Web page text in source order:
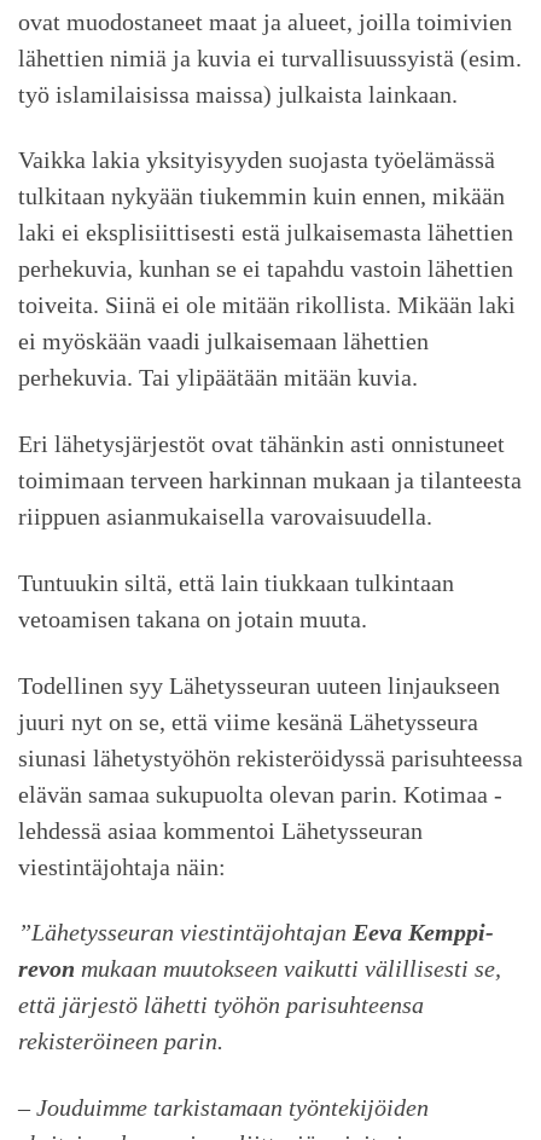
ovat muodostaneet maat ja alueet, joilla toimivien
lähettien nimiä ja kuvia ei turvallisuussyistä (esim.
työ islamilaisissa maissa) julkaista lainkaan.
Vaikka lakia yksityisyyden suojasta työelämässä
tulkitaan nykyään tiukemmin kuin ennen, mikään
laki ei eksplisiittisesti estä julkaisemasta lähettien
perhekuvia, kunhan se ei tapahdu vastoin lähettien
toiveita. Siinä ei ole mitään rikollista. Mikään laki
ei myöskään vaadi julkaisemaan lähettien
perhekuvia. Tai ylipäätään mitään kuvia.
Eri lähetysjärjestöt ovat tähänkin asti onnistuneet
toimimaan terveen harkinnan mukaan ja tilanteesta
riippuen asianmukaisella varovaisuudella.
Tuntuukin siltä, että lain tiukkaan tulkintaan
vetoamisen takana on jotain muuta.
Todellinen syy Lähetysseuran uuteen linjaukseen
juuri nyt on se, että viime kesänä Lähetysseura
siunasi lähetystyöhön rekisteröidyssä parisuhteessa
elävän samaa sukupuolta olevan parin. Kotimaa -
lehdessä asiaa kommentoi Lähetysseuran
viestintäjohtaja näin:
”Lähetysseuran viestintäjohtajan Eeva Kemppi-
revon mukaan muutokseen vaikutti välillisesti se,
että järjestö lähetti työhön parisuhteensa
rekisteröineen parin.
– Jouduimme tarkistamaan työntekijöiden